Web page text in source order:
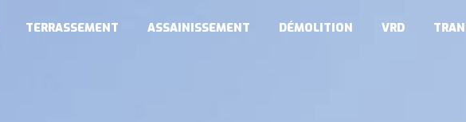
TERRASSEMENT ASSAINISSEMENT DÉMOLITION VRD